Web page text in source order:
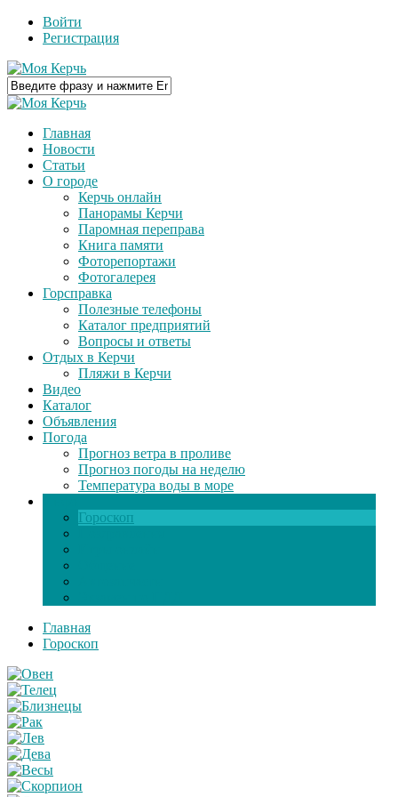
Войти
Регистрация
Главная
Новости
Статьи
О городе
Керчь онлайн
Панорамы Керчи
Паромная переправа
Книга памяти
Фоторепортажи
Фотогалерея
Горсправка
Полезные телефоны
Каталог предприятий
Вопросы и ответы
Отдых в Керчи
Пляжи в Керчи
Видео
Каталог
Объявления
Погода
Прогноз ветра в проливе
Прогноз погоды на неделю
Температура воды в море
Гороскоп
Главная
Гороскоп